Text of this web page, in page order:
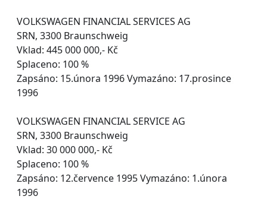
VOLKSWAGEN FINANCIAL SERVICES AG
SRN, 3300 Braunschweig
Vklad: 445 000 000,- Kč
Splaceno: 100 %
Zapsáno: 15.února 1996 Vymazáno: 17.prosince
1996
VOLKSWAGEN FINANCIAL SERVICE AG
SRN, 3300 Braunschweig
Vklad: 30 000 000,- Kč
Splaceno: 100 %
Zapsáno: 12.července 1995 Vymazáno: 1.února
1996